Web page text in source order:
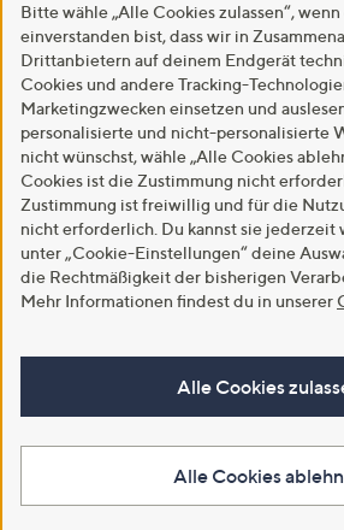
Bitte wähle „Alle Cookies zulassen“,
einverstanden bist, dass wir in
Drittanbietern auf deinem Endgerät
Cookies und andere Tracking-
Marketingzwecken einsetzen und
personalisierte und nicht-personalisierte
nicht wünschst, wähle „Alle Cookies
Cookies ist die Zustimmung nicht
Zustimmung ist freiwillig und für die
nicht erforderlich. Du kannst sie jederzeit
unter „Cookie-Einstellungen“ deine
die Rechtmäßigkeit der bisherigen
Mehr Informationen findest du in unserer
Alle Cookies
Alle Cookies